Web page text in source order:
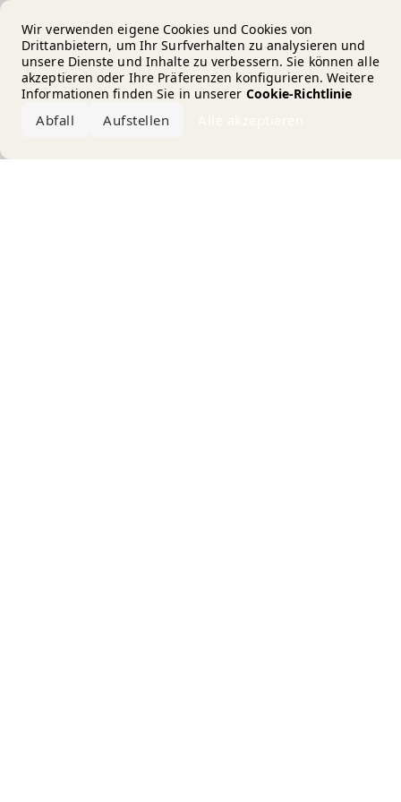
Wir verwenden eigene Cookies und Cookies von
Drittanbietern, um Ihr Surfverhalten zu analysieren und
unsere Dienste und Inhalte zu verbessern. Sie können alle
akzeptieren oder Ihre Präferenzen konfigurieren. Weitere
Informationen finden Sie in unserer Cookie-Richtlinie
Abfall Aufstellen
Error loading the brand